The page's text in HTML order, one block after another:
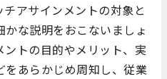
アサインメントの対象と
な説明をおこないましょ
トの目的やメリット、実
あらかじめ周知し、従業